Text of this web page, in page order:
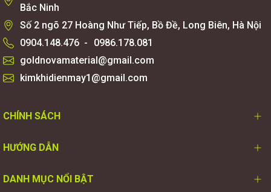
Bắc Ninh
Số 2 ngõ 27 Hoàng Như Tiếp, Bồ Đề, Long Biên, Hà Nội
0904.148.476 -
0986.178.081
goldnovamaterial@gmail.com
kimkhidienmay1@gmail.com
CHÍNH SÁCH
HƯỚNG DẪN
DANH MỤC NỔI BẬT